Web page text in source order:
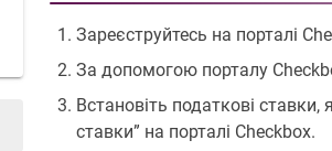
Зареєструйтесь на порталі
За допомогою порталу
Встановіть податкові
ставки” на порталі Checkbox.